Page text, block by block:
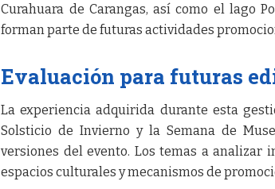
Curahuara de Carangas, así como el lago
forman parte de futuras actividades
Evaluación para futuras
La experiencia adquirida durante esta
Solsticio de Invierno y la Semana de
versiones del evento. Los temas a analizar
espacios culturales y mecanismos de